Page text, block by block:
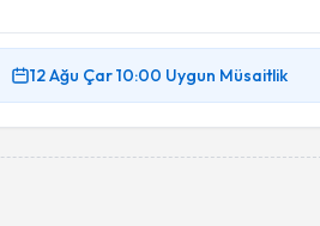
12 Ağu Çar10:00 Uygun Müsaitlik